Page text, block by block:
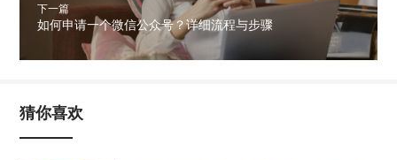
下一篇
如何申请一个微信公众号？详细流程与步骤
猜你喜欢